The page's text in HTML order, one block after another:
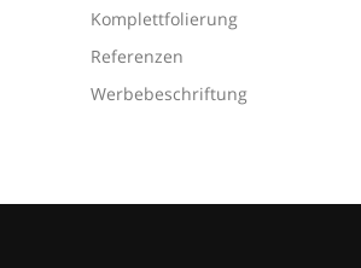
Komplettfolierung
Referenzen
Werbebeschriftung